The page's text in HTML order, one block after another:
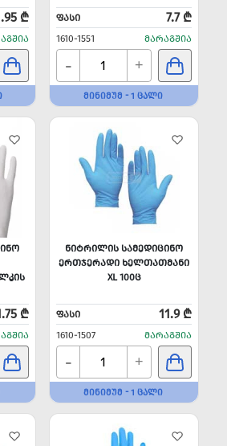
₾ ᲤᲐᲡᲘ 7.7 ₾
1610-1551 ᲛᲐᲠᲐᲒᲨᲘᲐ
- +
ᲛᲘᲜᲘᲛᲣᲛ - 1 ᲪᲐᲚᲘ
₾
ᲜᲘᲢᲠᲘᲚᲘᲡ ᲡᲐᲛᲔᲓᲘᲪᲘᲜᲝ
ᲔᲠᲗᲯᲔᲠᲐᲓᲘ ᲮᲔᲚᲗᲐᲗᲛᲐᲜᲘ
XL 100Ც
ᲤᲐᲡᲘ 11.9 ₾
1610-1507 ᲛᲐᲠᲐᲒᲨᲘᲐ
- +
ᲛᲘᲜᲘᲛᲣᲛ - 1 ᲪᲐᲚᲘ